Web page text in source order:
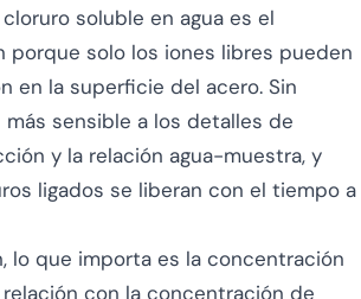
soluble en agua es el
solo los iones libres pueden
en la superficie del acero. Sin
sensible a los detalles de
y la relación agua-muestra, y
ligados se liberan con el tiempo a
lo que importa es la concentración
con la concentración de